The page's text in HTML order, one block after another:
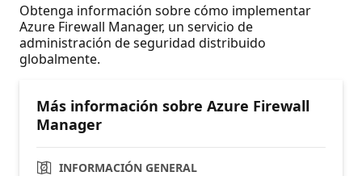
Obtenga información sobre cómo implementar
Azure Firewall Manager, un servicio de
administración de seguridad distribuido
globalmente.
Más información sobre Azure Firewall
Manager
INFORMACIÓN GENERAL